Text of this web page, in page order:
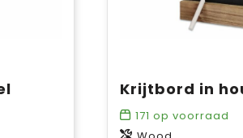
171 op voorraad